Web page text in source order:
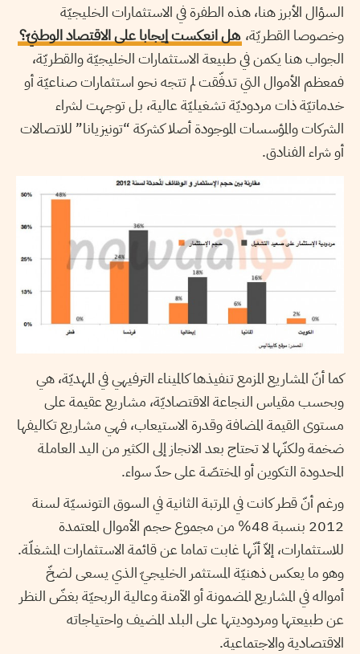
السؤال الأبرز هنا، هذه الطفرة في الاستثمارات الخليجيّة
وخصوصا القطريّة، هل انعكست إيجابا على الاقتصاد الوطنيّ؟
الجواب هنا يكمن في طبيعة الاستثمارات الخليجيّة والقطريّة،
فمعظم الأموال التي تدفّقت لم تتجه نحو استثمارات صناعيّة أو
خدماتيّة ذات مردوديّة تشغيليّة عالية، بل توجهت لشراء
الشركات والمؤسسات الموجودة أصلا كشركة “تونيزيانا” للاتصالات
أو شراء الفنادق.
كما أنّ المشاريع المزمع تنفيذها كالميناء الترفيهي في المهديّة، هي
وبحسب مقياس النجاعة الاقتصاديّة، مشاريع عقيمة على
مستوى القيمة المضافة وقدرة الاستيعاب، فهي مشاريع تكاليفها
ضخمة ولكنّها لا تحتاج بعد الانجاز إلى الكثير من اليد العاملة
المحدودة التكوين أو المختصّة على حدّ سواء.
ورغم أنّ قطر كانت في المرتبة الثانية في السوق التونسيّة لسنة
2012 بنسبة 48% من مجموع حجم الأموال المعتمدة
للاستثمارات، إلاّ أنّها غابت تماما عن قائمة الاستثمارات المشغلّة.
وهو ما يعكس ذهنيّة المستثمر الخليجيّ الذي يسعى لضخّ
أمواله في المشاريع المضمونة أو الآمنة وعالية الربحيّة بغضّ النظر
عن طبيعتها ومردوديتها على البلد المضيف واحتياجاته
الاقتصادية والاجتماعية.